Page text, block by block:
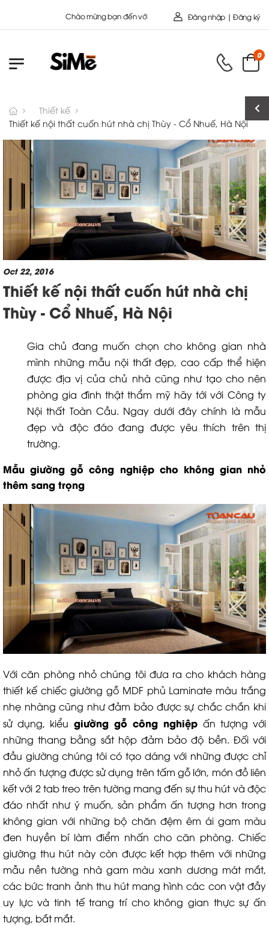
Chào mừng bạn đến với Nội Thất Toàn Cầu - Công ty cổ Phần
Đăng nhập | Đăng ký
0
Thiết kế
Thiết kế nội thất cuốn hút nhà chị Thùy - Cổ Nhuế, Hà Nội
Oct 22, 2016
Thiết kế nội thất cuốn hút nhà chị
Thùy - Cổ Nhuế, Hà Nội
Gia chủ đang muốn chọn cho không gian nhà
mình những mẫu nội thất đẹp, cao cấp thể hiện
được địa vị của chủ nhà cũng như tạo cho nên
phòng gia đình thật thẩm mỹ hãy tới với Công ty
Nội thất Toàn Cầu. Ngay dưới đây chính là mẫu
đẹp và độc đáo đang được yêu thích trên thị
trường.
Mẫu giường gỗ công nghiệp cho không gian nhỏ
thêm sang trọng
Với căn phòng nhỏ chúng tôi đưa ra cho khách hàng
thiết kế chiếc giường gỗ MDF phủ Laminate màu trắng
nhẹ nhàng cũng như đảm bảo được sự chắc chắn khi
sử dụng, kiểu giường gỗ công nghiệp ấn tượng với
những thang bằng sắt hộp đảm bảo độ bền. Đối với
đầu giường chúng tôi có tạo dáng với những được chỉ
nhỏ ấn tượng được sử dụng trên tấm gỗ lớn, món đồ liên
kết với 2 tab treo trên tường mang đến sự thu hút và độc
đáo nhất như ý muốn, sản phẩm ấn tượng hơn trong
không gian với những bộ chăn đệm êm ái gam màu
đen huyền bí làm điểm nhấn cho căn phòng. Chiếc
giường thu hút này còn được kết hợp thêm với những
mẫu nền tường nhà gam màu xanh dương mát mắt,
các bức tranh ảnh thu hút mang hình các con vật đầy
uy lực và tinh tế trang trí cho không gian thực sự ấn
tượng, bắt mắt.